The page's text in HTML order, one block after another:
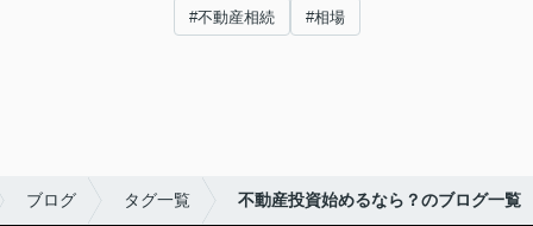
#不動産相続 #相場
ブログ タグ一覧 不動産投資始めるなら？のブログ一覧